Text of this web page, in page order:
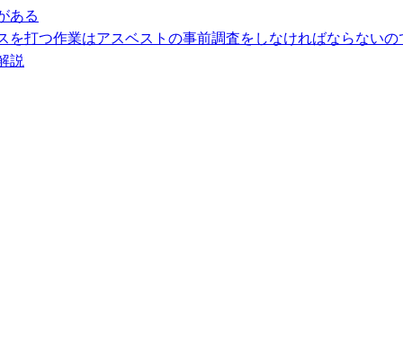
ある
打つ作業はアスベストの事前調査をしなければならないの
説